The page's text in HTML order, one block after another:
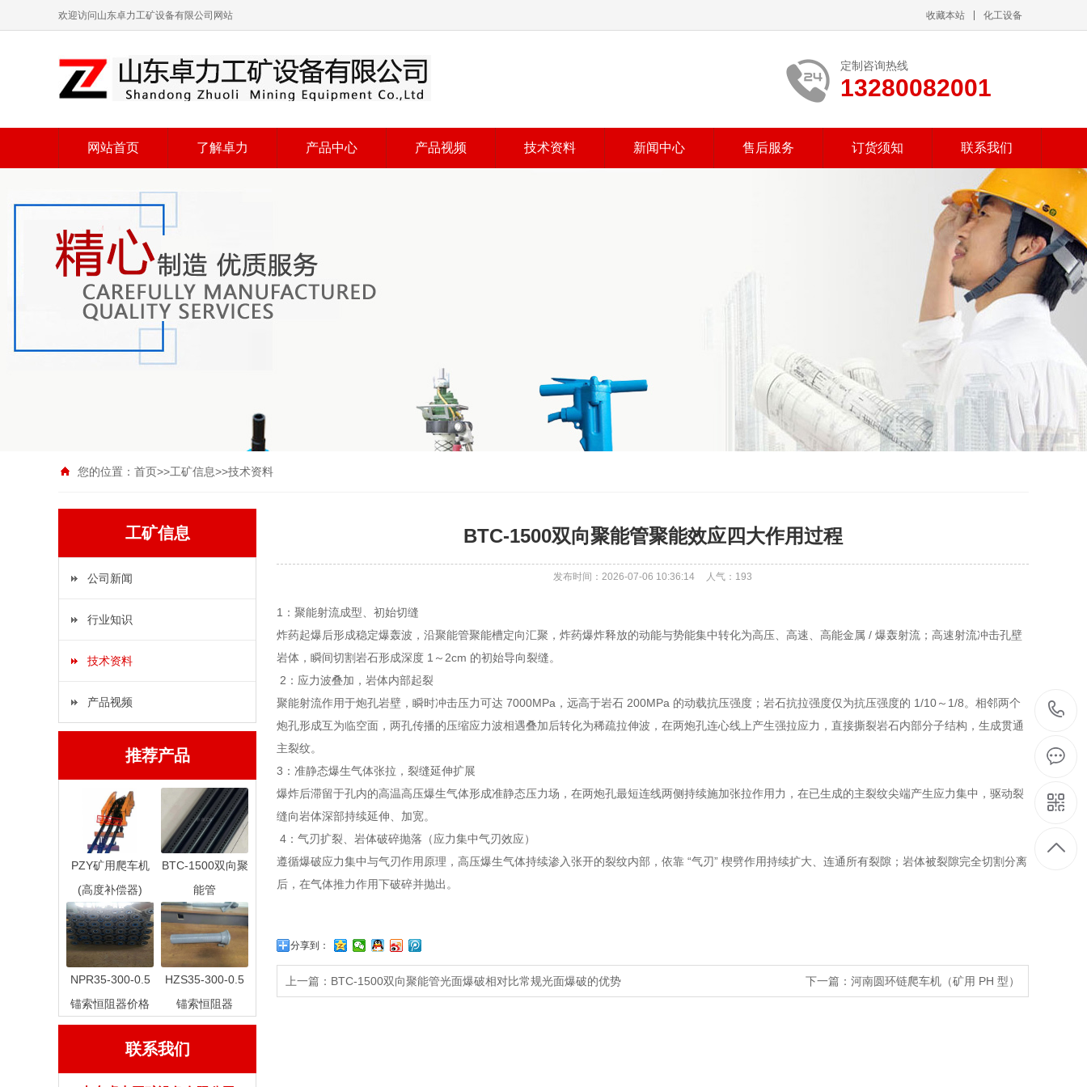
欢迎访问山东卓力工矿设备有限公司网站 收藏本站 化工设备
定制咨询热线
13280082001
网站首页 了解卓力 产品中心 产品视频 技术资料 新闻中心 售后服务 订货须知 联系我们
您的位置： 首页>>工矿信息>>技术资料
工矿信息
公司新闻
行业知识
技术资料
产品视频
推荐产品
PZY矿用爬车机
(高度补偿器)
BTC-1500双向聚
能管
NPR35-300-0.5
锚索恒阻器价格
HZS35-300-0.5
锚索恒阻器
联系我们
BTC-1500双向聚能管聚能效应四大作用过程
发布时间：2026-07-06 10:36:14 人气： 193
1：聚能射流成型、初始切缝
炸药起爆后形成稳定爆轰波，沿聚能管聚能槽定向汇聚，炸药爆炸释放的动能与势能集中转化为高压、高速、高能金属 / 爆轰射流；高速射流冲击孔壁
岩体，瞬间切割岩石形成深度 1～2cm 的初始导向裂缝。
2：应力波叠加，岩体内部起裂
聚能射流作用于炮孔岩壁，瞬时冲击压力可达 7000MPa，远高于岩石 200MPa 的动载抗压强度；岩石抗拉强度仅为抗压强度的 1/10～1/8。相邻两个
炮孔形成互为临空面，两孔传播的压缩应力波相遇叠加后转化为稀疏拉伸波，在两炮孔连心线上产生强拉应力，直接撕裂岩石内部分子结构，生成贯通
主裂纹。
3：准静态爆生气体张拉，裂缝延伸扩展
爆炸后滞留于孔内的高温高压爆生气体形成准静态压力场，在两炮孔最短连线两侧持续施加张拉作用力，在已生成的主裂纹尖端产生应力集中，驱动裂
缝向岩体深部持续延伸、加宽。
4：气刃扩裂、岩体破碎抛落（应力集中气刃效应）
遵循爆破应力集中与气刃作用原理，高压爆生气体持续渗入张开的裂纹内部，依靠 “气刃” 楔劈作用持续扩大、连通所有裂隙；岩体被裂隙完全切割分离
后，在气体推力作用下破碎并抛出。
分享到：
上一篇： BTC-1500双向聚能管光面爆破相对比常规光面爆破的优势 下一篇： 河南圆环链爬车机（矿用 PH 型）